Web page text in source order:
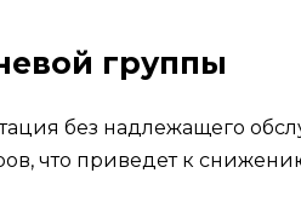
группы
без надлежащего
что приведет к